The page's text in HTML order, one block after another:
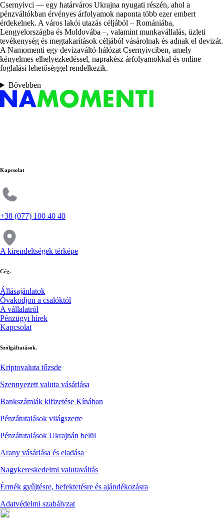
Csernyivci — egy határváros Ukrajna nyugati részén, ahol a
pénzváltókban érvényes árfolyamok naponta több ezer embert
érdekelnek. A város lakói utazás céljából – Romániába,
Lengyelországba és Moldovába –, valamint munkavállalás, üzleti
tevékenység és megtakarítások céljából vásárolnak és adnak el devizát.
A Namomenti egy devizaváltó-hálózat Csernyivciben, amely
kényelmes elhelyezkedéssel, naprakész árfolyamokkal és online
foglalási lehetőséggel rendelkezik.
Bővebben
Kapcsolat
+38 (077) 100 40 40
A kirendeltségek térképe
Cég.
Állásajánlatok
Óvakodjon a csalóktól
A vállalatról
Pénzügyi hírek
Kapcsolat
Szolgáltatások.
Kriptovaluta tőzsde
Szennyezett valuta vásárlása
Bankszámlák kifizetése Kínában
Pénzátutalások világszerte
Pénzátutalások Ukrajnán belül
Arany vásárlása és eladása
Nagykereskedelmi valutaváltás
Érmék gyűjtésre, befektetésre és ajándékozásra
Adatvédelmi szabályzat